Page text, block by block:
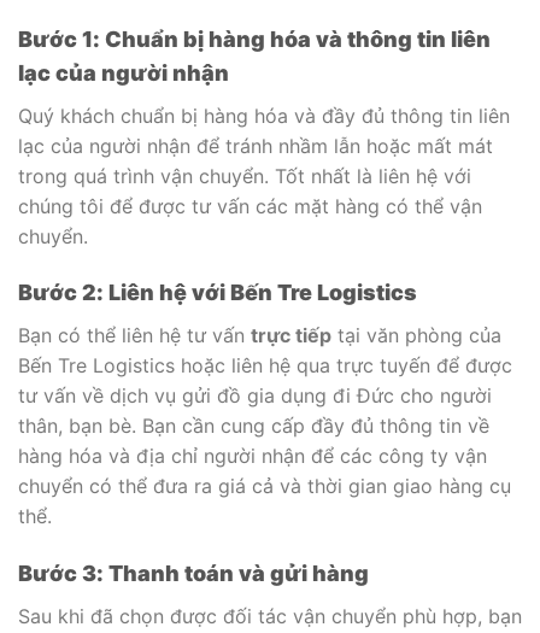
Bước 1: Chuẩn bị hàng hóa và thông tin liên
lạc của người nhận
Quý khách chuẩn bị hàng hóa và đầy đủ thông tin liên
lạc của người nhận để tránh nhầm lẫn hoặc mất mát
trong quá trình vận chuyển. Tốt nhất là liên hệ với
chúng tôi để được tư vấn các mặt hàng có thể vận
chuyển.
Bước 2: Liên hệ với Bến Tre Logistics
Bạn có thể liên hệ tư vấn trực tiếp tại văn phòng của
Bến Tre Logistics hoặc liên hệ qua trực tuyến để được
tư vấn về dịch vụ gửi đồ gia dụng đi Đức cho người
thân, bạn bè. Bạn cần cung cấp đầy đủ thông tin về
hàng hóa và địa chỉ người nhận để các công ty vận
chuyển có thể đưa ra giá cả và thời gian giao hàng cụ
thể.
Bước 3: Thanh toán và gửi hàng
Sau khi đã chọn được đối tác vận chuyển phù hợp, bạn